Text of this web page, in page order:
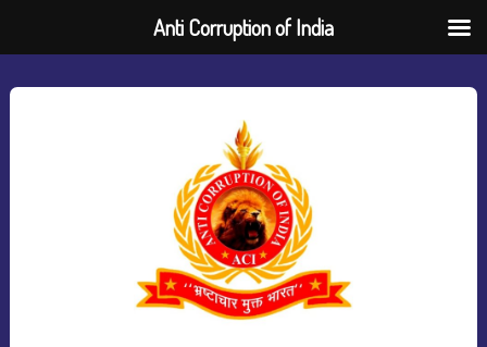
Anti Corruption of India